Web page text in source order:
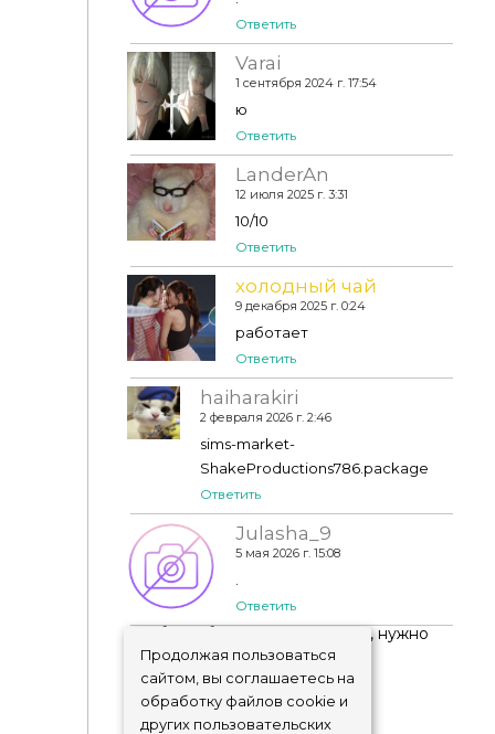
Ответить
Varai
1 сентября 2024 г. 17:54
ю
Ответить
LanderAn
12 июля 2025 г. 3:31
10/10
Ответить
холодный чай
9 декабря 2025 г. 0:24
работает
Ответить
haiharakiri
2 февраля 2026 г. 2:46
sims-market-
ShakeProductions786.package
Ответить
Julasha_9
5 мая 2026 г. 15:08
Ответить
Чтобы добавить комментарий, нужно
авторизоваться !
Продолжая пользоваться
сайтом, вы соглашаетесь на
обработку файлов cookie и
других пользовательских